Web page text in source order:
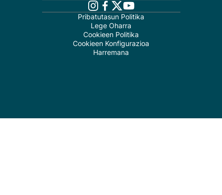
Pribatutasun Politika
Lege Oharra
Cookieen Politika
Cookieen Konfigurazioa
Harremana